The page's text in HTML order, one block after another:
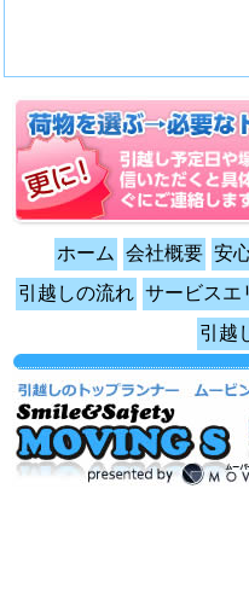
ホーム 会社概要 安
引越しの流れ サービスエ
引越